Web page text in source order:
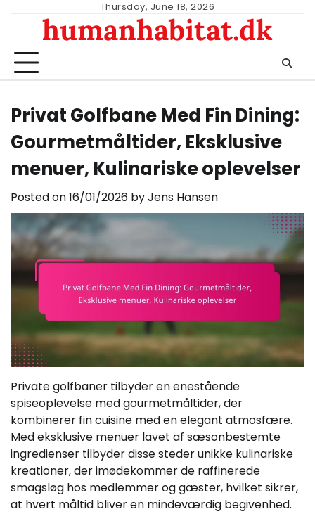
content
Thursday, June 18, 2026
humanhabitat.dk
Privat Golfbane Med Fin Dining:
Gourmetmåltider, Eksklusive
menuer, Kulinariske oplevelser
Posted on16/01/2026 byJens Hansen
Private golfbaner tilbyder en enestående
spiseoplevelse med gourmetmåltider, der
kombinerer fin cuisine med en elegant atmosfære.
Med eksklusive menuer lavet af sæsonbestemte
ingredienser tilbyder disse steder unikke kulinariske
kreationer, der imødekommer de raffinerede
smagsløg hos medlemmer og gæster, hvilket sikrer,
at hvert måltid bliver en mindeværdig begivenhed.